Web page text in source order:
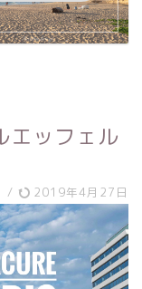
エッフェル
/ 2019年4月27日